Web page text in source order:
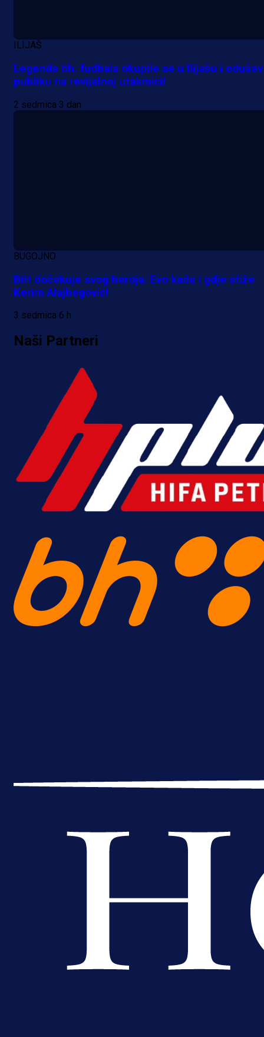
ILIJAŠ
Legende bh. fudbala okupile se u Ilijašu i
publiku na revijalnoj utakmici!
2 sedmica 3 dan
BUGOJNO
BiH dočekuje svog heroja: Evo kada i gdje stiže
Kerim Alajbegović!
3 sedmica 6 h
Naši Partneri